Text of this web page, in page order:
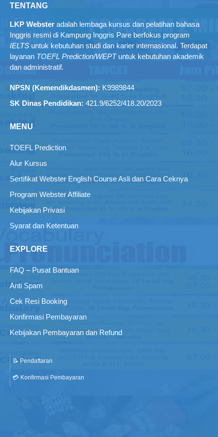
TENTANG
LKP Webster adalah lembaga kursus dan pelatihan bahasa
Inggris resmi di Kampung Inggris Pare berfokus program
IELTS untuk kebutuhan studi dan karier internasional. Terdapat
layanan TOEFL Prediction/WEPTuntuk kebutuhan akademik
dan administratif.
NPSN (Kemendikdasmen): K9989844
SK Dinas Pendidikan: 421.9/6252/418.20/2023
MENU
TOEFL Prediction
Alur Kursus
Sertifikat Webster English Course Asli dan Cara Ceknya
Program Webster Affiliate
Kebijakan Privasi
Syarat dan Ketentuan
EXPLORE
FAQ – Pusat Bantuan
Anti Spam
Cek Resi Booking
Konfirmasi Pembayaran
Kebijakan Pembayaran dan Refund
📝 Pendaftaran
💳 Konfirmasi Pembayaran